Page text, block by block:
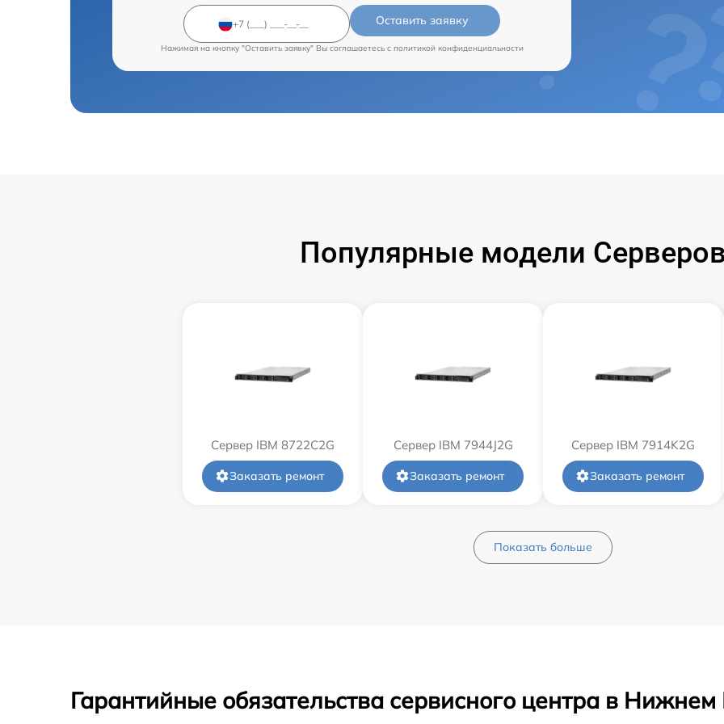
Оставить заявку
Нажимая на кнопку "Оставить заявку" Вы соглашаетесь c политикой конфиденциальности
Популярные модели
Сервер IBM 8722C2G
Заказать ремонт
Сервер IBM 7944J2G
Заказать ремонт
Сервер IBM 7914K2G
Заказать ремонт
Показать больше
Гарантийные обязательства сервисного центра в